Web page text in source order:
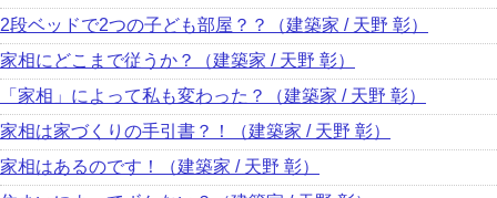
2段ベッドで2つの子ども部屋？？（建築家 / 天野 彰）
家相にどこまで従うか？（建築家 / 天野 彰）
「家相」によって私も変わった？（建築家 / 天野 彰）
家相は家づくりの手引書？！（建築家 / 天野 彰）
家相はあるのです！（建築家 / 天野 彰）